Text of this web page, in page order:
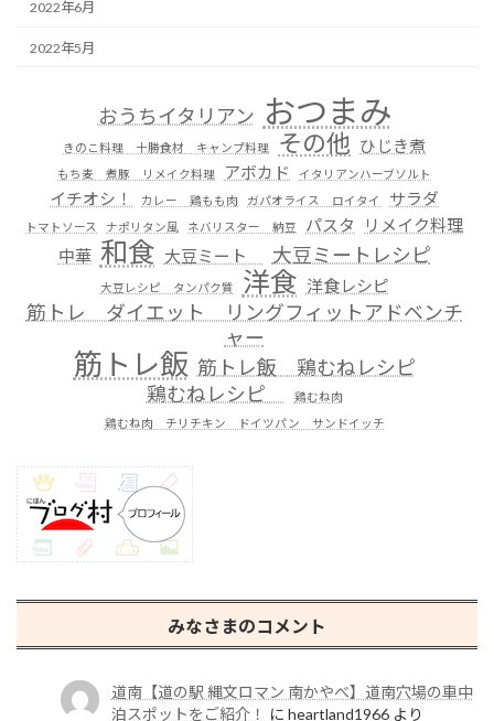
2022年6月
2022年5月
おうちイタリアン おつまみ
きのこ料理 十勝食材 キャンプ料理 その他 ひじき煮
もち麦 煮豚 リメイク料理 アボカド イタリアンハーブソルト
イチオシ！ カレー 鶏もも肉 ガパオライス ロイタイ サラダ
トマトソース ナポリタン風 ネバリスター 納豆 パスタ
リメイク料理
中華 和食 大豆ミート 大豆ミートレシピ
大豆レシピ タンパク質 洋食 洋食レシピ
筋トレ ダイエット リングフィットアドベンチ
ャー
筋トレ飯 筋トレ飯 鶏むねレシピ
鶏むねレシピ
鶏むね肉
鶏むね肉 チリチキン ドイツパン サンドイッチ
みなさまのコメント
道南【道の駅 縄文ロマン 南かやべ】道南穴場の車中
泊スポットをご紹介！
に heartland1966より